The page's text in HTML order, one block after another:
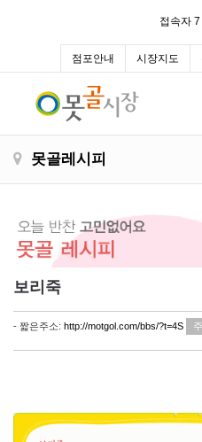
접속자 7
점포안내 시장지도
못골레시피
보리죽
- 짧은주소: http://motgol.com/bbs/?t=4S